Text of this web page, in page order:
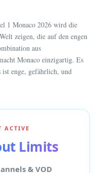
1 Monaco 2026 wird die
zeigen, die auf den engen
aus
Monaco einzigartig. Es
ist enge, gefährlich, und
ACTIVE
Limits
& VOD